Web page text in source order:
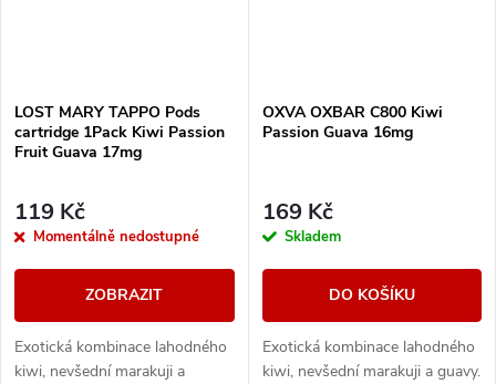
LOST MARY TAPPO Pods
cartridge 1Pack Kiwi Passion
Fruit Guava 17mg
119 Kč
Momentálně nedostupné
ZOBRAZIT
Exotická kombinace lahodného
kiwi, nevšední marakuji a
OXVA OXBAR C800 Kiwi
Passion Guava 16mg
169 Kč
Skladem
DO KOŠÍKU
Exotická kombinace lahodného
kiwi, nevšední marakuji a guavy.